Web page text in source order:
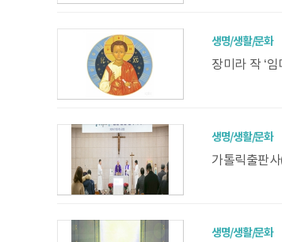
생명/생활/문화
장미라 작 ‘
생명/생활/문화
가톨릭출판
사 미사를
생명/생활/문화